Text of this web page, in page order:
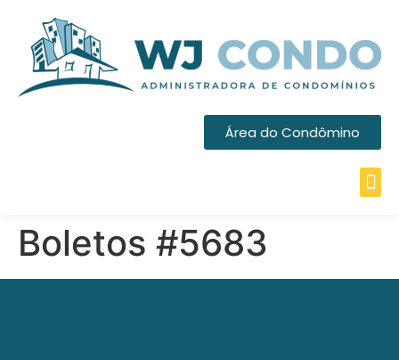
Área do Condômino
Boletos #5683